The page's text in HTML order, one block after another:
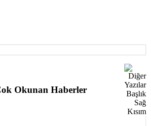
Okunan Haberler